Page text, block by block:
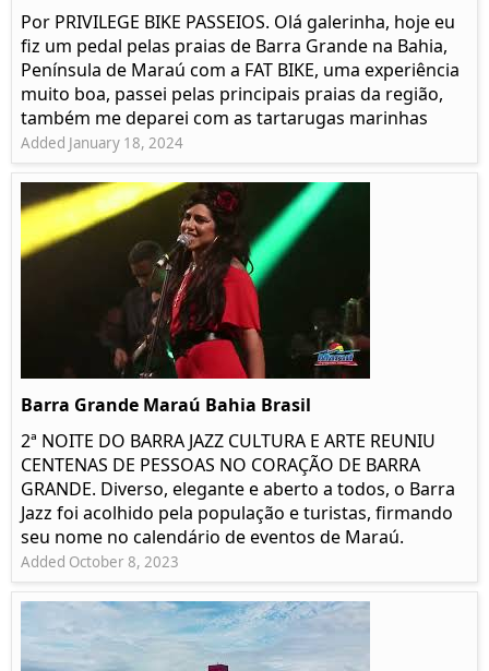
Por PRIVILEGE BIKE PASSEIOS. Olá galerinha, hoje eu
fiz um pedal pelas praias de Barra Grande na Bahia,
Península de Maraú com a FAT BIKE, uma experiência
muito boa, passei pelas principais praias da região,
também me deparei com as tartarugas marinhas
Added January 18, 2024
Barra Grande Maraú Bahia Brasil
2ª NOITE DO BARRA JAZZ CULTURA E ARTE REUNIU
CENTENAS DE PESSOAS NO CORAÇÃO DE BARRA
GRANDE. Diverso, elegante e aberto a todos, o Barra
Jazz foi acolhido pela população e turistas, firmando
seu nome no calendário de eventos de Maraú.
Added October 8, 2023